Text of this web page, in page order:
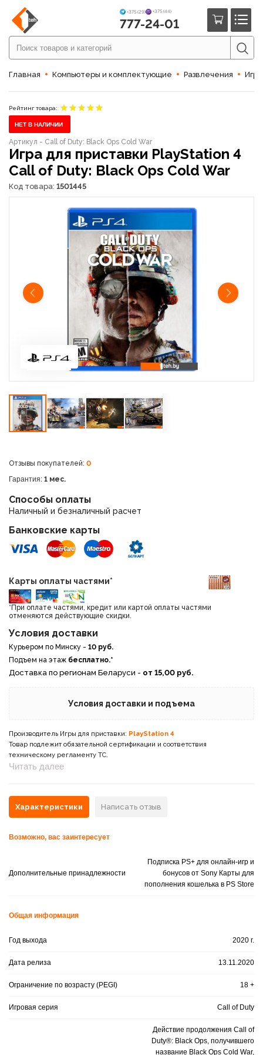
+375 (29) +375 (44)
777-24-01
Главная Компьютеры и комплектующие Развлечения
Рейтинг товара:
НЕТ В НАЛИЧИИ
Артикул - Call of Duty: Black Ops Cold War
Игра для приставки PlayStation 4
Call of Duty: Black Ops Cold War
Код товара: 1501445
Отзывы покупателей: 0
Гарантия: 1 мес.
Способы оплаты
Наличный и безналичный расчет
Банковские карты
Карты оплаты частями*
*При оплате частями, кредит или картой оплаты частями
отменяются действующие скидки.
Условия доставки
Курьером по Минску - 10 руб.
Подъем на этаж бесплатно.*
Доставка по регионам Беларуси - от 15,00 руб.
Условия доставки и подъема
Производитель Игры для приставки: PlayStation 4
Товар подлежит обязательной сертификации и соответствия
техническому регламенту ТС.
Читать далее
Характеристики Написать отзыв
Возможно, вас заинтересует
Дополнительные принадлежности
Подписка PS+ для онлайн-игр и
бонусов от Sony Карты для
пополнения кошелька в PS Store
Общая информация
Год выхода 2020 г.
Дата релиза 13.11.2020
Ограничение по возрасту (PEGI) 18 +
Игровая серия Call of Duty
Действие продолжения Call of
Duty®: Black Ops, получившего
название Black Ops Cold War,